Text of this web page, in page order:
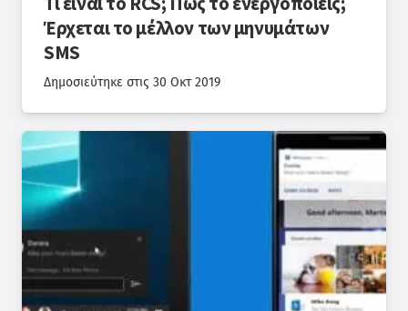
Έρχεται το μέλλον των μηνυμάτων
SMS
Δημοσιεύτηκε στις 30 Οκτ 2019